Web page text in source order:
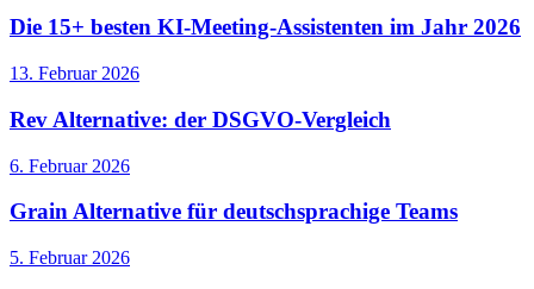
Die 15+ besten KI-Meeting-Assistenten im Jahr 2026
13. Februar 2026
Rev Alternative: der DSGVO-Vergleich
6. Februar 2026
Grain Alternative für deutschsprachige Teams
5. Februar 2026